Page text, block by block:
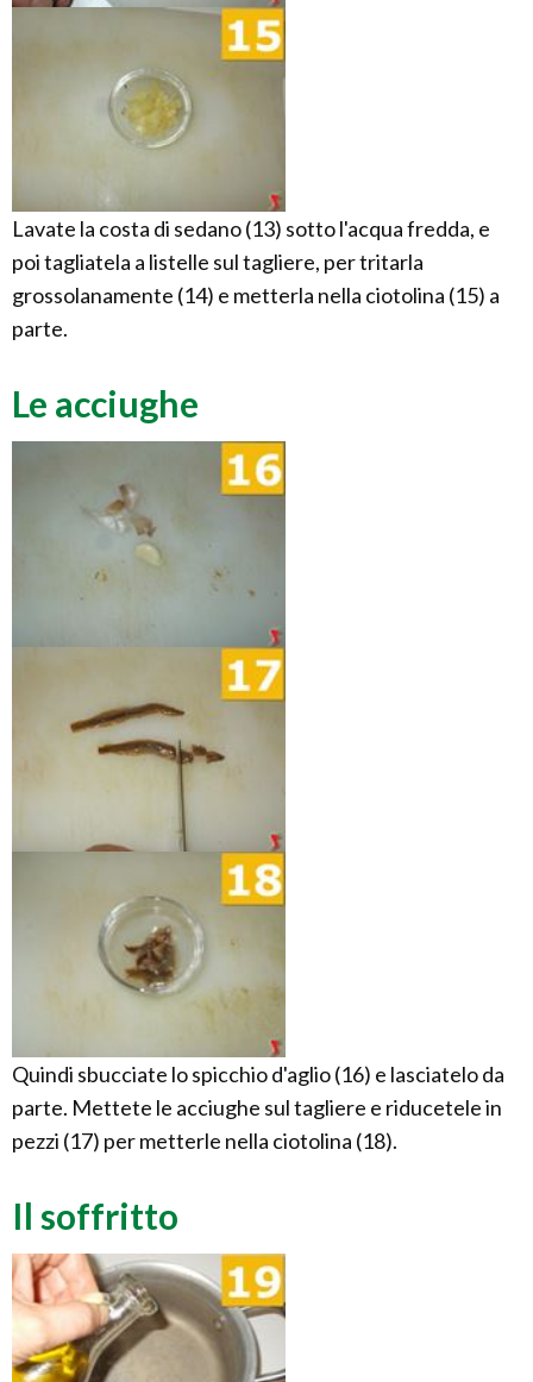
Lavate la costa di sedano (13) sotto l'acqua fredda, e
poi tagliatela a listelle sul tagliere, per tritarla
grossolanamente (14) e metterla nella ciotolina (15) a
parte.
Le acciughe
Quindi sbucciate lo spicchio d'aglio (16) e lasciatelo da
parte. Mettete le acciughe sul tagliere e riducetele in
pezzi (17) per metterle nella ciotolina (18).
Il soffritto